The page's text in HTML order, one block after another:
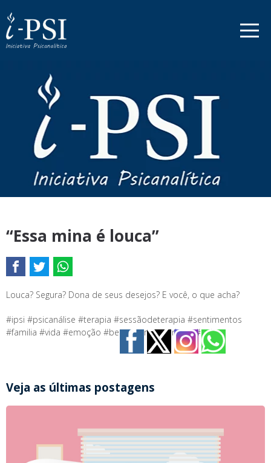
“Essa mina é louca”
Louca? Segura? Dona de seus desejos? E você, o que acha?
#ipsi #psicanálise #terapia #sessãodeterapia #sentimentos
#familia #vida #emoção #bemestar #estarbem #anitta
Veja as últimas postagens